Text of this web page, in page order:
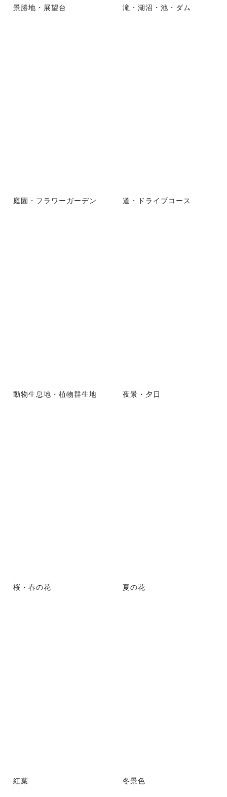
景勝地・展望台 滝・湖沼・池・ダム
庭園・フラワーガーデン 道・ドライブコース
動物生息地・植物群生地 夜景・夕日
桜・春の花 夏の花
紅葉 冬景色